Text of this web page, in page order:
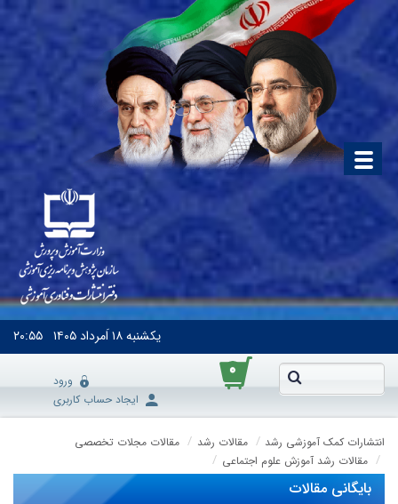
یکشنبه۱۸ اَمرداد ۱۴۰۵ ۲۰:۵۵
۰
ورود
ایجاد حساب کاربری
انتشارات کمک آموزشی رشد مقالات رشد
مقالات مجلات تخصصی
مقالات رشد آموزش علوم اجتماعی
بایگانی مقالات